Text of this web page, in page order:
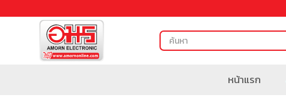
หน้าแรก